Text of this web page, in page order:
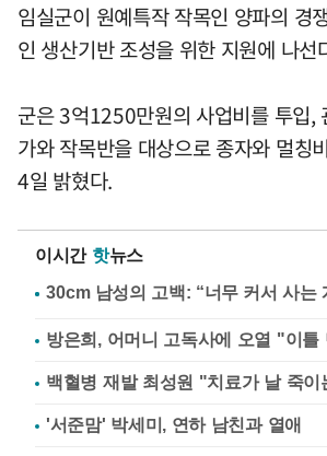
임실군이 원예특작 작목인 양파의 경
인 생산기반 조성을 위한 지원에 나선
군은 3억1250만원의 사업비를 투입,
가와 작목반을 대상으로 종자와 멀칭
4일 밝혔다.
이시간 핫뉴스
방은희, 어머니 고독사에 오열 "이틀
백혈병 재발 최성원 "치료가 날 죽이
'서준맘' 박세미, 연하 남친과 열애